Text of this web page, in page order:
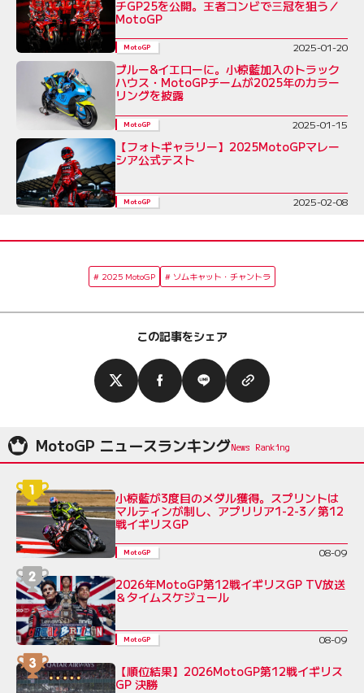
チGP25を公開。王者コンビで三冠を狙う／
MotoGP
MotoGP 2025-01-20
ブルー&イエローに。小椋藍加入のトラック
ハウス・MotoGPチームが2025年のカラー
リングを披露
MotoGP 2025-01-15
【フォトギャラリー】2025MotoGPマレー
シア公式テスト
MotoGP 2025-02-08
2025 MotoGP ソムキャット・チャントラ
この記事をシェア
MotoGP ニュースランキング
小椋藍が3度目のメダル獲得。スプリントは
マルティンが制し、アプリリア1-2-3／第12
戦イギリスGP
MotoGP 08-09
2026年MotoGP第12戦イギリスGP TV放送
＆タイムスケジュール
MotoGP 08-09
【順位結果】2026MotoGP第12戦イギリス
GP 決勝